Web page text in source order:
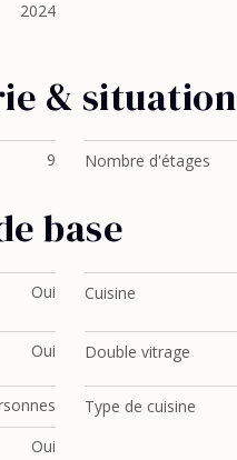
2024
& situation
9 Nombre d'étages
base
Oui Cuisine
Oui Double vitrage
Type de cuisine
Oui